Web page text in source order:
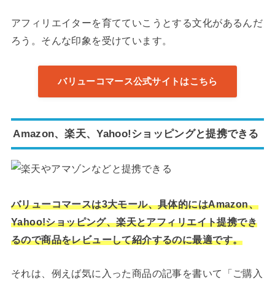
アフィリエイターを育てていこうとする文化があるんだ
ろう。そんな印象を受けています。
バリューコマース公式サイトはこちら
Amazon、楽天、Yahoo!ショッピングと提携できる
バリューコマースは3大モール、具体的にはAmazon、
Yahoo!ショッピング、楽天とアフィリエイト提携でき
るので商品をレビューして紹介するのに最適です。
それは、例えば気に入った商品の記事を書いて「ご購入